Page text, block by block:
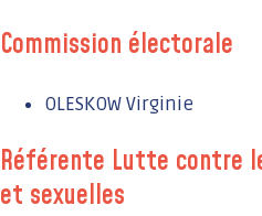
Commission électorale
OLESKOW Virginie
Référente Lutte contre
et sexuelles